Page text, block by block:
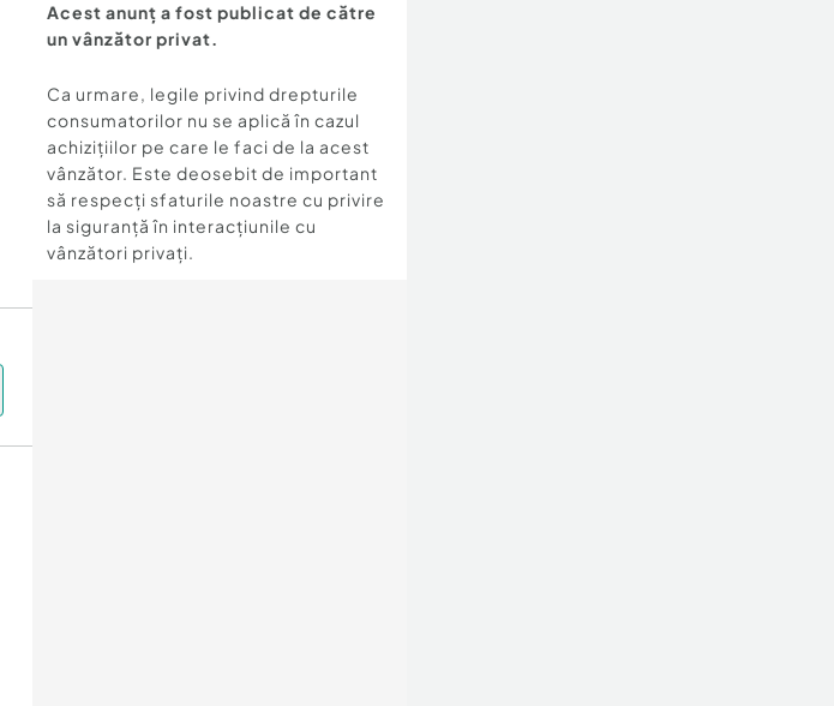
Acest anunț a fost publicat de către
un vânzător privat.
Ca urmare, legile privind drepturile
consumatorilor nu se aplică în cazul
achizițiilor pe care le faci de la acest
vânzător. Este deosebit de important
să respecți sfaturile noastre cu privire
la siguranță în interacțiunile cu
vânzători privați.